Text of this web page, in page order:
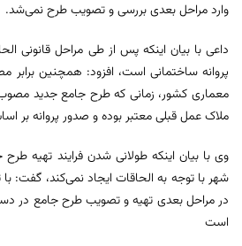
وارد مراحل بعدی بررسی و تصویب طرح نمی‌شد.
داعی با بیان اینکه پس از طی مراحل قانونی
پروانه ساختمانی است، افزود: همچنین
معماری کشور، زمانی که طرح جامع جدید
ملاک عمل قبلی معتبر بوده و صدور پروانه بر
وی با بیان اینکه طولانی شدن فرایند تهیه
شهر با توجه به الحاقات ایجاد نمی‌کند، گفت:
در مراحل بعدی تهیه و تصویب طرح جامع در
است